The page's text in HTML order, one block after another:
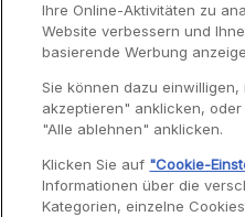
Ihre Online-Aktivitäten zu
Website verbessern und
basierende Werbung
Sie können dazu einwilligen,
akzeptieren" anklicken,
"Alle ablehnen" anklicken.
Klicken Sie auf "Cookie-
Informationen über die
Kategorien, einzelne